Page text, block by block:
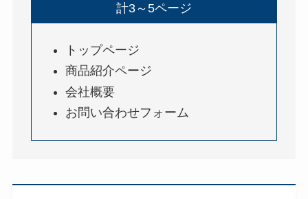
計3～5ページ
トップページ
商品紹介ページ
会社概要
お問い合わせフォーム